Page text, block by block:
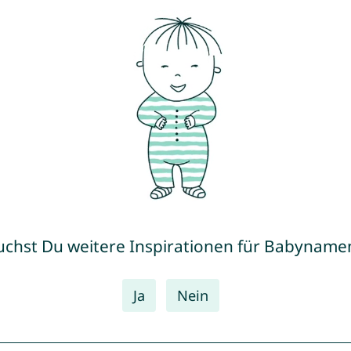
Du weitere Inspirationen für
Ja Nein